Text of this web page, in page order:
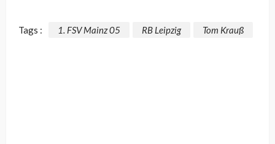
Tags : 1. FSV Mainz 05 RB Leipzig Tom Krauß